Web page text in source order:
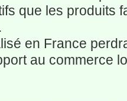
que les produits
en France
au commerce